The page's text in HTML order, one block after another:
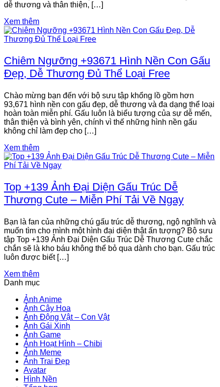
dễ thương và thân thiện, […]
Xem thêm
Chiêm Ngưỡng +93671 Hình Nền Con Gấu
Đẹp, Dễ Thương Đủ Thể Loại Free
Chào mừng bạn đến với bộ sưu tập khổng lồ gồm hơn
93,671 hình nền con gấu đẹp, dễ thương và đa dạng thể loại
hoàn toàn miễn phí. Gấu luôn là biểu tượng của sự dễ mến,
thân thiện và bình yên, chính vì thế những hình nền gấu
không chỉ làm đẹp cho […]
Xem thêm
Top +139 Ảnh Đại Diện Gấu Trúc Dễ
Thương Cute – Miễn Phí Tải Về Ngay
Bạn là fan của những chú gấu trúc dễ thương, ngộ nghĩnh và
muốn tìm cho mình một hình đại diện thật ấn tượng? Bộ sưu
tập Top +139 Ảnh Đại Diện Gấu Trúc Dễ Thương Cute chắc
chắn sẽ là kho báu không thể bỏ qua dành cho bạn. Gấu trúc
luôn được biết […]
Xem thêm
Danh mục
Ảnh Anime
Ảnh Cây Hoa
Ảnh Động Vật – Con Vật
Ảnh Gái Xinh
Ảnh Game
Ảnh Hoạt Hình – Chibi
Ảnh Meme
Ảnh Trai Đẹp
Avatar
Hình Nền